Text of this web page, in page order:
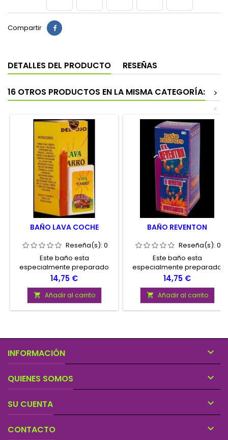
Compartir
DETALLES DEL PRODUCTO RESEÑAS
16 OTROS PRODUCTOS EN LA MISMA CATEGORÍA:
>
<
BAÑO LAVA COCHE
Reseña(s): 0
Este baño esta
especialmente preparado
para atraer la buena suerte y
la felicidad en todos los
ámbitos de su vida.
Precio
14,75 €
 Añadir al carrito
BAÑO REVENTON
Reseña(s): 0
Este baño esta
especialmente preparado
para deshacer cualquier
trabajo que le hayan puesto:
Brujería, hechizería,
espiritismo, Vudú, Polvos
Malos, etc..
Precio
14,75 €
 Añadir al carrito
INFORMACIÓN 
QUIENES SOMOS 
SU CUENTA 
CONTACTO 